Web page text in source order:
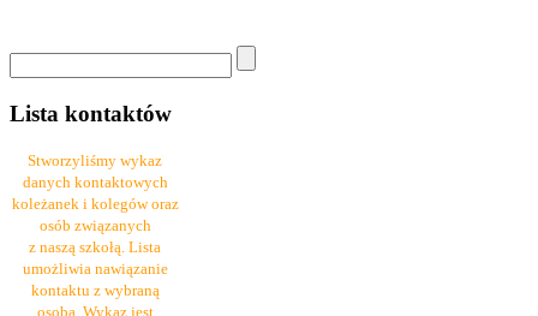
Lista kontaktów
Stworzyliśmy wykaz
danych kontaktowych
koleżanek i kolegów oraz
osób związanych
z naszą szkołą. Lista
umożliwia nawiązanie
kontaktu z wybraną
osobą. Wykaz jest